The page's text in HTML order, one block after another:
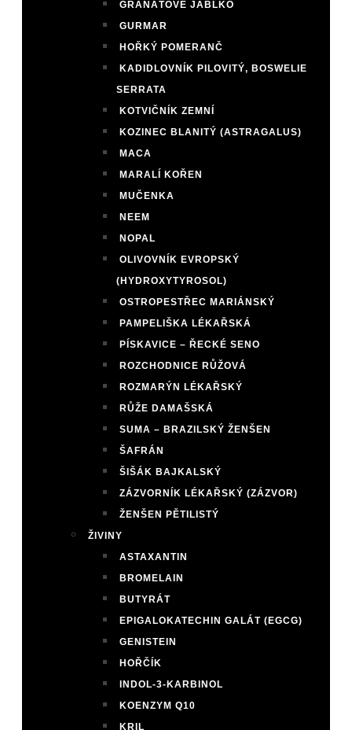
GRANÁTOVÉ JABLKO
GURMAR
HOŘKÝ POMERANČ
KADIDLOVNÍK PILOVITÝ, BOSWELIE
SERRATA
KOTVIČNÍK ZEMNÍ
KOZINEC BLANITÝ (ASTRAGALUS)
MACA
MARALÍ KOŘEN
MUČENKA
NEEM
NOPAL
OLIVOVNÍK EVROPSKÝ
(HYDROXYTYROSOL)
OSTROPESTŘEC MARIÁNSKÝ
PAMPELIŠKA LÉKAŘSKÁ
PÍSKAVICE – ŘECKÉ SENO
ROZCHODNICE RŮŽOVÁ
ROZMARÝN LÉKAŘSKÝ
RŮŽE DAMAŠSKÁ
SUMA – BRAZILSKÝ ŽENŠEN
ŠAFRÁN
ŠIŠÁK BAJKALSKÝ
ZÁZVORNÍK LÉKAŘSKÝ (ZÁZVOR)
ŽENŠEN PĚTILISTÝ
ŽIVINY
ASTAXANTIN
BROMELAIN
BUTYRÁT
EPIGALOKATECHIN GALÁT (EGCG)
GENISTEIN
HOŘČÍK
INDOL-3-KARBINOL
KOENZYM Q10
KRIL